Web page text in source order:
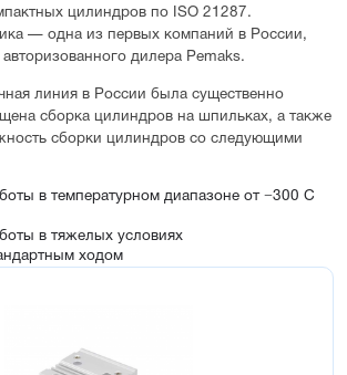
цилиндров по ISO 21287.
— одна из первых компаний в России,
дилера Pemaks.
линия в России была существенно
сборка цилиндров на шпильках, а также
сборки цилиндров со следующими
в температурном диапазоне от −300 С
в тяжелых условиях
ходом